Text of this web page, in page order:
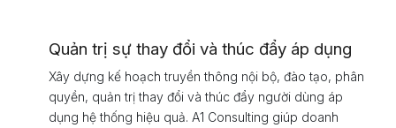
Quản trị sự thay đổi và thúc đẩy áp dụng
Xây dựng kế hoạch truyền thông nội bộ, đào tạo, phân
quyền, quản trị thay đổi và thúc đẩy người dùng áp
dụng hệ thống hiệu quả. A1 Consulting giúp doanh